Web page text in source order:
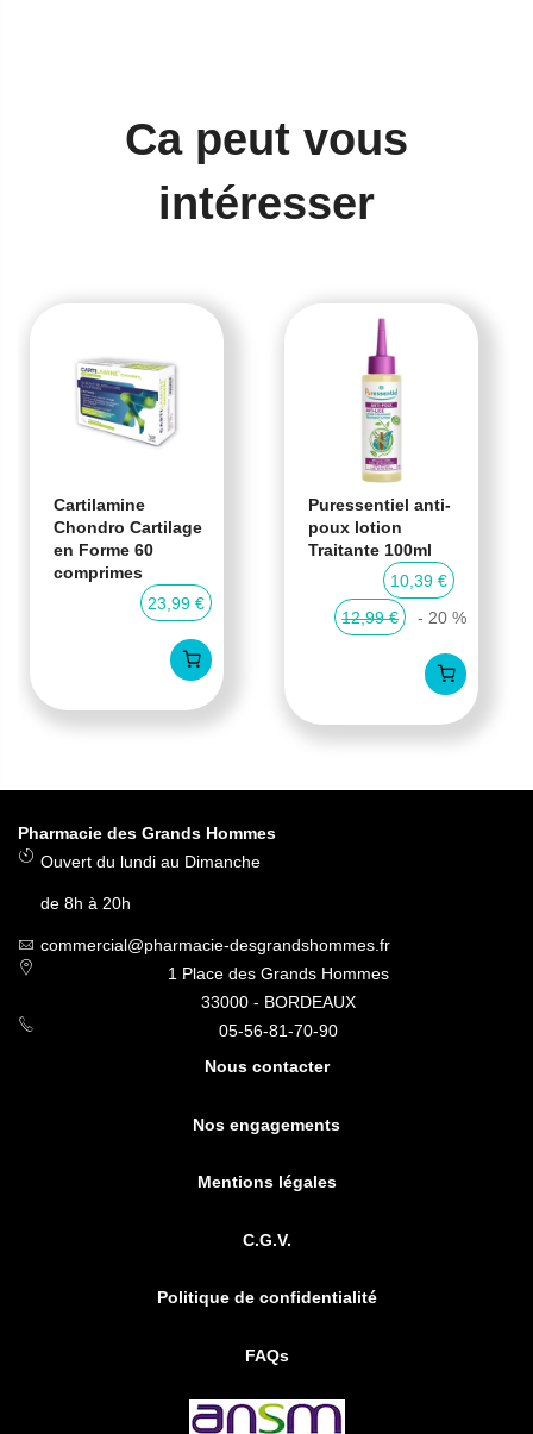
Ca peut vous
intéresser
Cartilamine
Chondro Cartilage
en Forme 60
comprimes
23,99 €
Puressentiel anti-
poux lotion
Traitante 100ml
10,39 €
12,99 €
- 20 %
Pharmacie des Grands Hommes
Ouvert du lundi au Dimanche
de 8h à 20h
commercial@pharmacie-desgrandshommes.fr
1 Place des Grands Hommes
33000 - BORDEAUX
05-56-81-70-90
Nous contacter
Nos engagements
Mentions légales
C.G.V.
Politique de confidentialité
FAQs